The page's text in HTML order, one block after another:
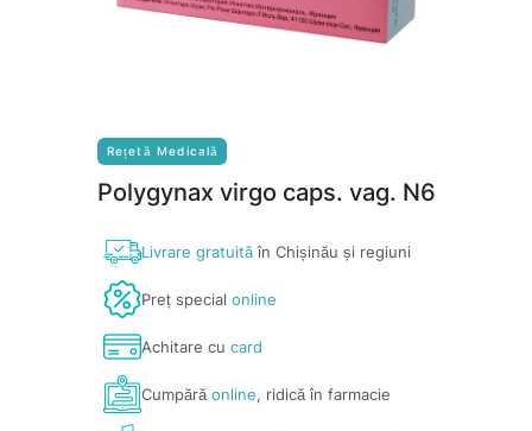
Rețetă Medicală
Polygynax virgo caps. vag. N6
Livrare gratuităîn Chișinău și regiuni
Preț special online
Achitare cu card
Cumpărăonline, ridică în farmacie